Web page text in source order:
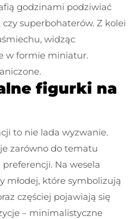
godzinami podziwiać
superbohaterów. Z kolei
widząc
w formie miniatur.
figurki na
to nie lada wyzwanie.
zarówno do tematu
Na wesela
młodej, które symbolizują
częściej pojawiają się
– minimalistyczne